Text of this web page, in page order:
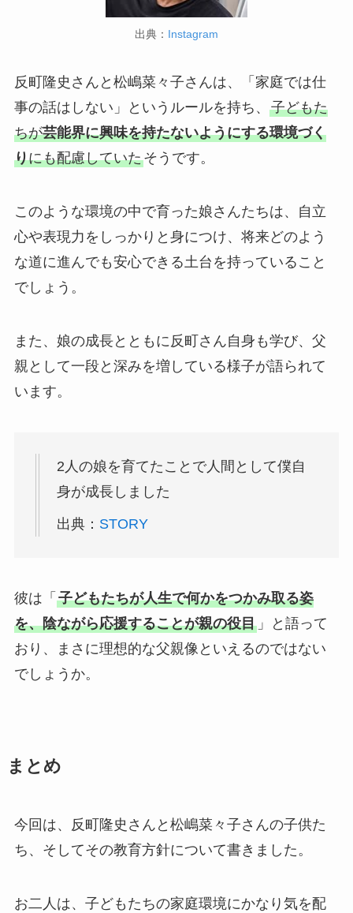
出典： Instagram
反町隆史さんと松嶋菜々子さんは、「家庭では仕
事の話はしない」というルールを持ち、 子どもた
ちが芸能界に興味を持たないようにする環境づく
りにも配慮していたそうです。
このような環境の中で育った娘さんたちは、自立
心や表現力をしっかりと身につけ、将来どのよう
な道に進んでも安心できる土台を持っていること
でしょう。
また、娘の成長とともに反町さん自身も学び、父
親として一段と深みを増している様子が語られて
います。
2人の娘を育てたことで人間として僕自
身が成長しました
出典： STORY
彼は「 子どもたちが人生で何かをつかみ取る姿
を、陰ながら応援することが親の役目」と語って
おり、まさに理想的な父親像といえるのではない
でしょうか。
まとめ
今回は、反町隆史さんと松嶋菜々子さんの子供た
ち、そしてその教育方針について書きました。
お二人は、子どもたちの家庭環境にかなり気を配